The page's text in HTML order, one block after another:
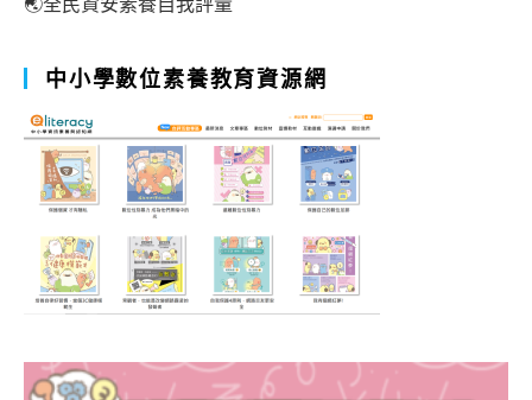
中小學數位素養教育資源網